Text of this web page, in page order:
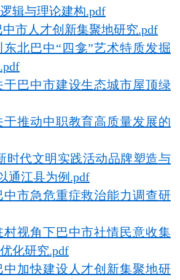
辑与理论建构.pdf
中市人才创新集聚地研究.pdf
东北巴中“四龛”艺术特质发掘
于巴中市建设生态城市屋顶绿
于推动中职教育高质量发展的
时代文明实践活动品牌塑造与
通江县为例.pdf
中市急危重症救治能力调查研
村视角下巴中市社情民意收集
化研究.pdf
中加快建设人才创新集聚地研